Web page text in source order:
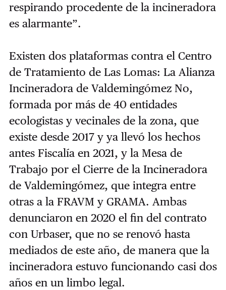
respirando procedente de la incineradora
es alarmante”.
Existen dos plataformas contra el Centro
de Tratamiento de Las Lomas: La Alianza
Incineradora de Valdemingómez No,
formada por más de 40 entidades
ecologistas y vecinales de la zona, que
existe desde 2017 y ya llevó los hechos
antes Fiscalía en 2021, y la Mesa de
Trabajo por el Cierre de la Incineradora
de Valdemingómez, que integra entre
otras a la FRAVM y GRAMA. Ambas
denunciaron en 2020 el fin del contrato
con Urbaser, que no se renovó hasta
mediados de este año, de manera que la
incineradora estuvo funcionando casi dos
años en un limbo legal.